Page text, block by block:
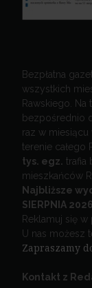
Bezpłatna
wszystkich
Rawskiego.
bezpośrednio
raz w miesiącu
terenie całego
tys. egz. trafia
mieszkańców
Najbliższe
SIERPNIA
Reklamuj się
U nas możesz
Zapraszamy
Kontakt z